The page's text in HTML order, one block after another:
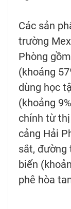
Các sản
trường
Phòng
(khoảng
dùng học
(khoảng
chính từ
cảng Hải
sắt, đường
biến
phê hòa